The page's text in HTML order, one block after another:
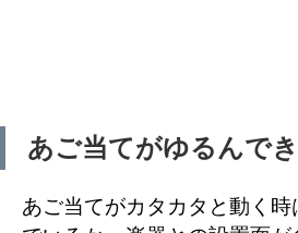
あご当てがゆるんで
あご当てがカタカタと動く